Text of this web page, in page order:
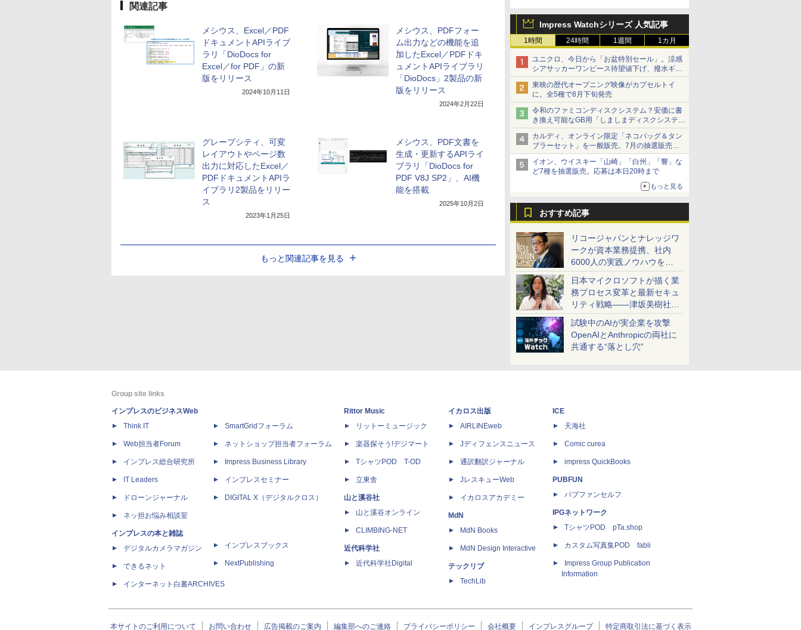
Impress Watchシリーズ 人気記事
1時間 24時間 1週間 1カ月
ユニクロ、今日から「お盆特別セール」。涼感
シアサッカーワンピース待望値下げ、撥水ギア
ショーツは1990円に
東映の歴代オープニング映像がカプセルトイ
に。全5種で8月下旬発売
令和のファミコンディスクシステム？安価に書
き換え可能なGB用「しましまディスクシステ
ム」
カルディ、オンライン限定「ネコバッグ＆タン
ブラーセット」を一般販売。7月の抽選販売の
当選無効分
イオン、ウイスキー「山崎」「白州」「響」な
ど7種を抽選販売。応募は本日20時まで
もっと見る
おすすめ記事
リコージャパンとナレッジワ
ークが資本業務提携、社内
6000人の実践ノウハウを生
かした「AI商談記録 for
RICOH」を展開へ
日本マイクロソフトが描く業
務プロセス変革と最新セキュ
リティ戦略――津坂美樹社長
が2027年度戦略を説明
試験中のAIが実企業を攻撃
OpenAIとAnthropicの両社に
共通する“落とし穴”
関連記事
メシウス、Excel／PDF
ドキュメントAPIライブ
ラリ「DioDocs for
Excel／for PDF」の新
版をリリース
2024年10月11日
メシウス、PDFフォー
ム出力などの機能を追
加したExcel／PDFドキ
ュメントAPIライブラリ
「DioDocs」2製品の新
版をリリース
2024年2月22日
グレープシティ、可変
レイアウトやページ数
出力に対応したExcel／
PDFドキュメントAPIラ
イブラリ2製品をリリー
ス
2023年1月25日
メシウス、PDF文書を
生成・更新するAPIライ
ブラリ「DioDocs for
PDF V8J SP2」、AI機
能を搭載
2025年10月2日
もっと関連記事を見る
Group site links
インプレスのビジネスWeb
Think IT
Web担当者Forum
インプレス総合研究所
IT Leaders
ドローンジャーナル
ネッ担お悩み相談室
インプレスの本と雑誌
デジタルカメラマガジン
できるネット
インターネット白書ARCHIVES
SmartGridフォーラム
ネットショップ担当者フォーラム
Impress Business Library
インプレスセミナー
DIGITAL X（デジタルクロス）
インプレスブックス
NextPublishing
Rittor Music
リットーミュージック
楽器探そう!デジマート
TシャツPOD T-OD
立東舎
山と溪谷社
山と溪谷オンライン
CLIMBING-NET
近代科学社
近代科学社Digital
イカロス出版
AIRLINEweb
Jディフェンスニュース
通訳翻訳ジャーナル
JレスキューWeb
イカロスアカデミー
MdN
MdN Books
MdN Design Interactive
テックリブ
TechLib
ICE
天海社
Comic curea
impress QuickBooks
PUBFUN
パブファンセルフ
IPGネットワーク
TシャツPOD pTa.shop
カスタム写真集POD fabli
Impress Group Publication
Information
本サイトのご利用について お問い合わせ 広告掲載のご案内 編集部へのご連絡 プライバシーポリシー 会社概要 インプレスグループ 特定商取引法に基づく表示